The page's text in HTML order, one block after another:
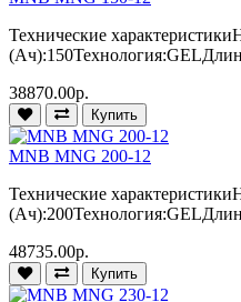
Технические
38870.00р.
Купить
MNB MNG 200-12
Технические
48735.00р.
Купить